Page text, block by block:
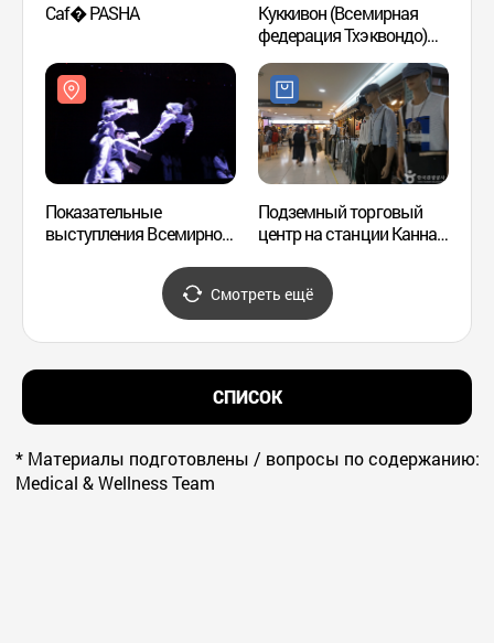
Caf� PASHA
Куккивон (Всемирная
федерация Тхэквондо)
(국기원(세계태권도본부))
Показательные
выступления Всемирной
Taekwondo - Великое
боевое искусство Кореи -
Воин месяца' (국기원
태권도 시범단 상설공연:
Подземный торговый
центр на станции Каннам
Смотреть ещё
СПИСОК
* Материалы подготовлены / вопросы по содержанию:
Medical & Wellness Team